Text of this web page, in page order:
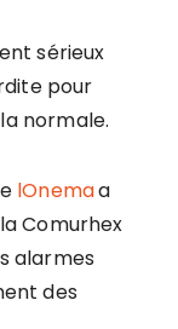
sérieux
pour
normale.
lOnemaa
Comurhex
alarmes
des